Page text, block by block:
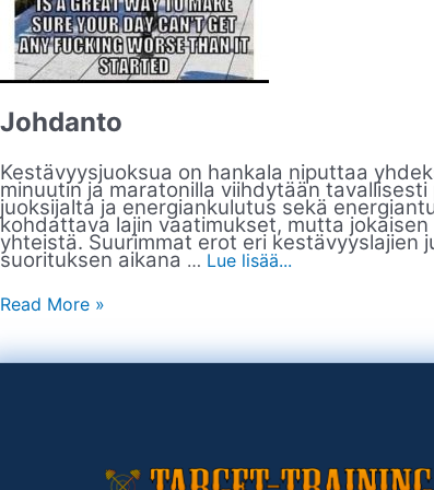
Johdanto
Kestävyysjuoksua on hankala niputtaa
minuutin ja maratonilla viihdytään
juoksijalta ja energiankulutus sekä
kohdattava lajin vaatimukset, mutta
yhteistä. Suurimmat erot eri kestävyyslajien
suorituksen aikana … Lue lisää...
Read More »